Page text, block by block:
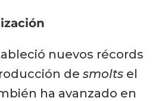
nuevos récords
de smoltsel
ha avanzado en